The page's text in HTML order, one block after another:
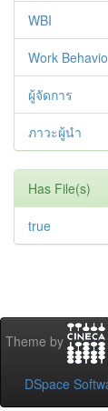
WBI
Work
ผู้จัดการ
ภาวะผู้นำ
Has File(s)
true
Theme by
DSpace